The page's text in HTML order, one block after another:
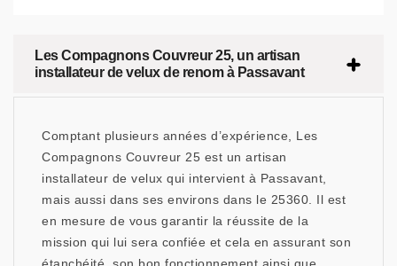
Les Compagnons Couvreur 25, un artisan
installateur de velux de renom à Passavant
Comptant plusieurs années d’expérience, Les
Compagnons Couvreur 25 est un artisan
installateur de velux qui intervient à Passavant,
mais aussi dans ses environs dans le 25360. Il est
en mesure de vous garantir la réussite de la
mission qui lui sera confiée et cela en assurant son